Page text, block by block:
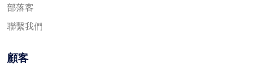
部落客
聯繫我們
顧客